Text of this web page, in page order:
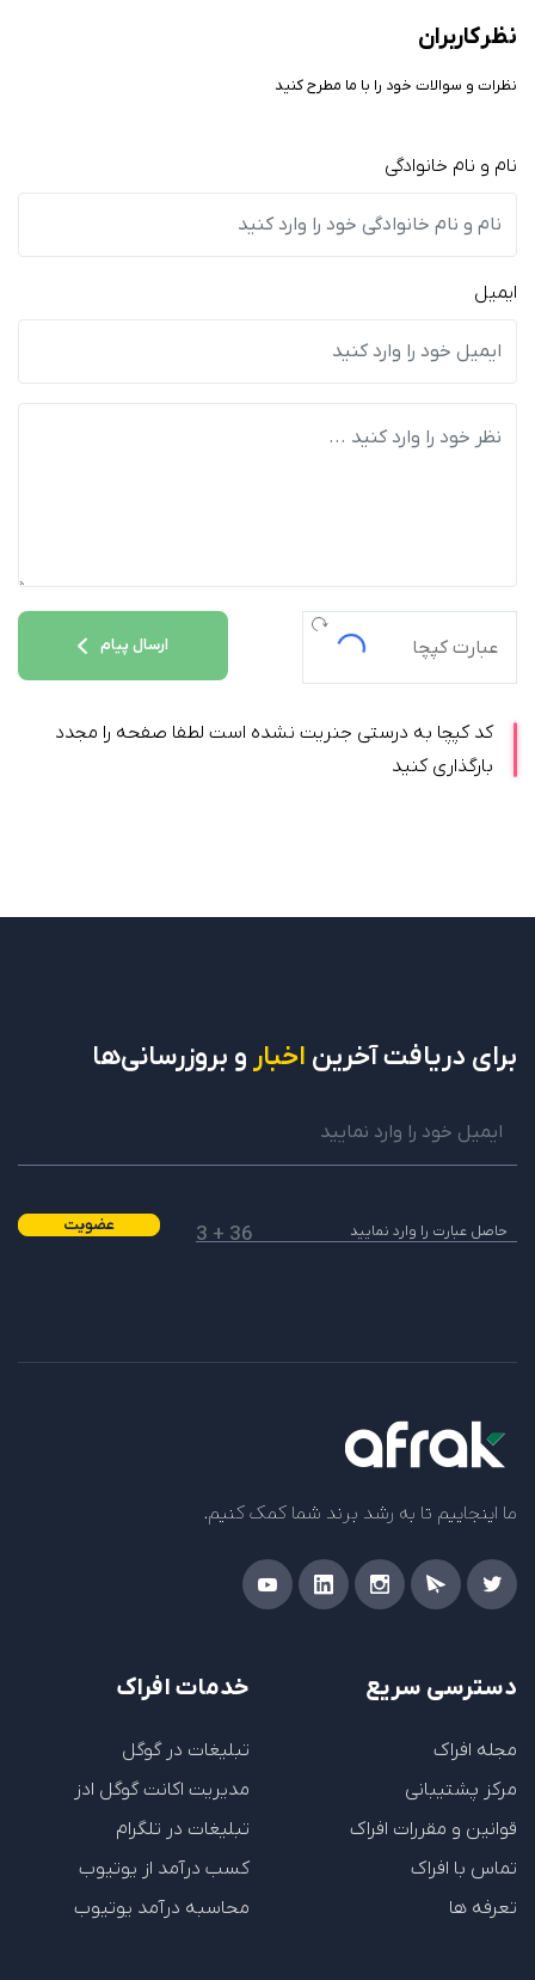
نظر کاربران
نظرات و سوالات خود را با ما مطرح کنید
نام و نام خانوادگی
ایمیل
ارسال پیام
کد کپچا به درستی جنریت نشده است لطفا صفحه را مجدد
بارگذاری کنید
برای دریافتآخرین اخبار و بروزرسانی‌ها
36 + 3 عضویت
ما اینجاییم تا به رشد برند شما کمک کنیم.
دسترسی سریع
مجله افراک
مرکز پشتیبانی
قوانین و مقررات افراک
تماس با افراک
تعرفه ها
خدمات افراک
تبلیغات در گوگل
مدیریت اکانت گوگل ادز
تبلیغات در تلگرام
کسب درآمد از یوتیوب
محاسبه درآمد یوتیوب